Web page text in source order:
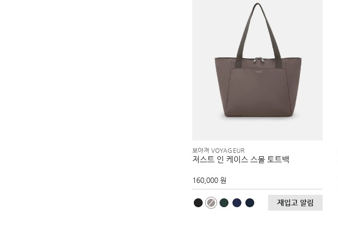
보야져 VOYAGEUR
저스트 인 케이스 스몰 토트백
160,000 원
재입고 알림